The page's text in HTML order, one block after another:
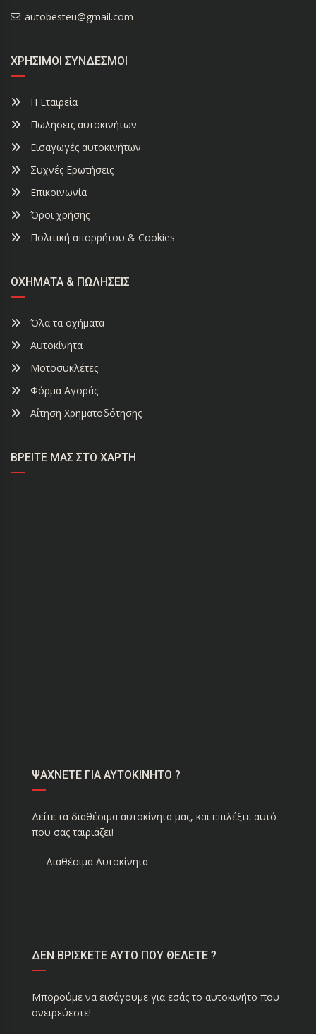
autobesteu@gmail.com
ΧΡΉΣΙΜΟΙ ΣΎΝΔΕΣΜΟΙ
Η Εταιρεία
Πωλήσεις αυτοκινήτων
Εισαγωγές αυτοκινήτων
Συχνές Ερωτήσεις
Επικοινωνία
Όροι χρήσης
Πολιτική απορρήτου & Cookies
ΟΧΉΜΑΤΑ & ΠΩΛΉΣΕΙΣ
Όλα τα οχήματα
Αυτοκίνητα
Μοτοσυκλέτες
Φόρμα Αγοράς
Αίτηση Χρηματοδότησης
ΒΡΕΊΤΕ ΜΑΣ ΣΤΟ ΧΆΡΤΗ
ΨΑΧΝΕΤΕ ΓΙΑ ΑΥΤΟΚΙΝΗΤΟ ?
Δείτε τα διαθέσιμα αυτοκίνητα μας, και επιλέξτε αυτό
που σας ταιριάζει!
Διαθέσιμα Αυτοκίνητα
ΔΕΝ ΒΡΙΣΚΕΤΕ ΑΥΤΟ ΠΟΥ ΘΕΛΕΤΕ ?
Μπορούμε να εισάγουμε για εσάς το αυτοκινήτο που
ονειρεύεστε!